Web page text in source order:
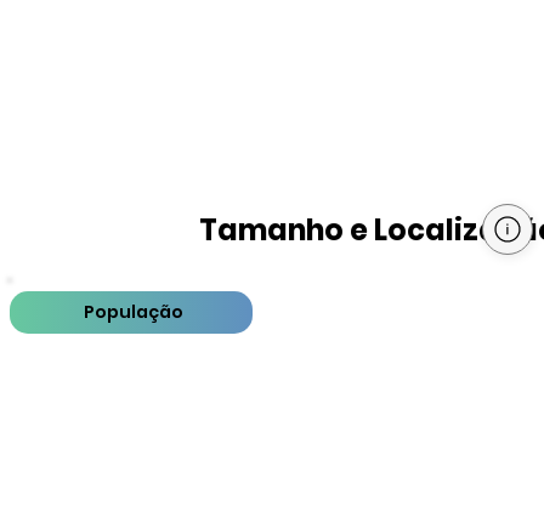
Tamanho e
População